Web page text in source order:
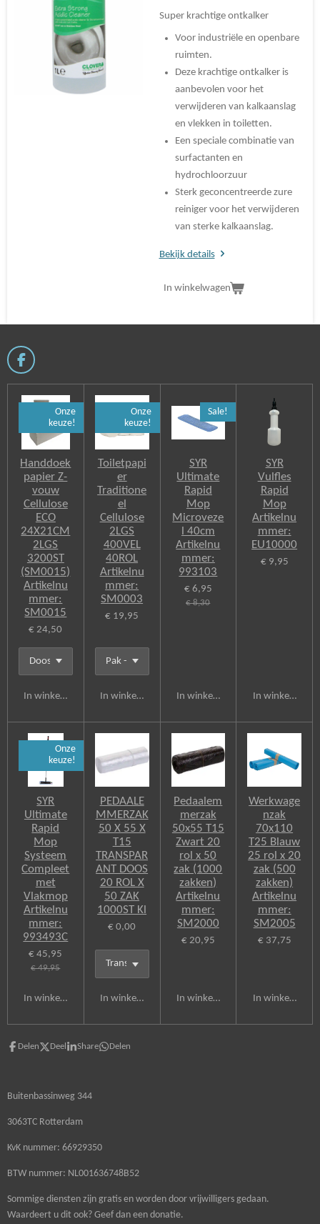
Super krachtige ontkalker
Voor industriële en openbare
ruimten.
Deze krachtige ontkalker is
aanbevolen voor het
verwijderen van kalkaanslag
en vlekken in toiletten.
Een speciale combinatie van
surfactanten en
hydrochloorzuur
Sterk geconcentreerde zure
reiniger voor het verwijderen
van sterke kalkaanslag.
Bekijk details
In winkelwagen
F
e
Onze
keuze!
Handdoek
papier Z-
vouw
Cellulose
ECO
24X21CM
2LGS
3200ST
(SM0015)
Artikelnu
mmer:
SM0015
€ 24,50
In winkelwagen
Onze
keuze!
Toiletpapi
er
Traditione
el
Cellulose
2LGS
400VEL
40ROL
Artikelnu
mmer:
SM0003
€ 19,95
In winkelwagen
Sale!
SYR
Ultimate
Rapid
Mop
Microveze
l 40cm
Artikelnu
mmer:
993103
€ 6,95
€ 8,30
In winkelwagen
SYR
Vulfles
Rapid
Mop
Artikelnu
mmer:
EU10000
€ 9,95
In winkelwagen
Onze
keuze!
SYR
Ultimate
Rapid
Mop
Systeem
Compleet
met
Vlakmop
Artikelnu
mmer:
993493C
€ 45,95
€ 49,95
In winkelwagen
PEDAALE
MMERZAK
50 X 55 X
T15
TRANSPAR
ANT DOOS
20 ROL X
50 ZAK
1000ST Kl
€ 0,00
In winkelwagen
Pedaalem
merzak
50x55 T15
Zwart 20
rol x 50
zak (1000
zakken)
Artikelnu
mmer:
SM2000
€ 20,95
In winkelwagen
Werkwage
nzak
70x110
T25 Blauw
25 rol x 20
zak (500
zakken)
Artikelnu
mmer:
SM2005
€ 37,75
In winkelwagen
Delen Deel Share Delen
Buitenbassinweg 344
3063TC Rotterdam
KvK nummer: 66929350
BTW nummer: NL001636748B52
Sommige diensten zijn gratis en worden door vrijwilligers gedaan.
Waardeert u dit ook? Geef dan een donatie.